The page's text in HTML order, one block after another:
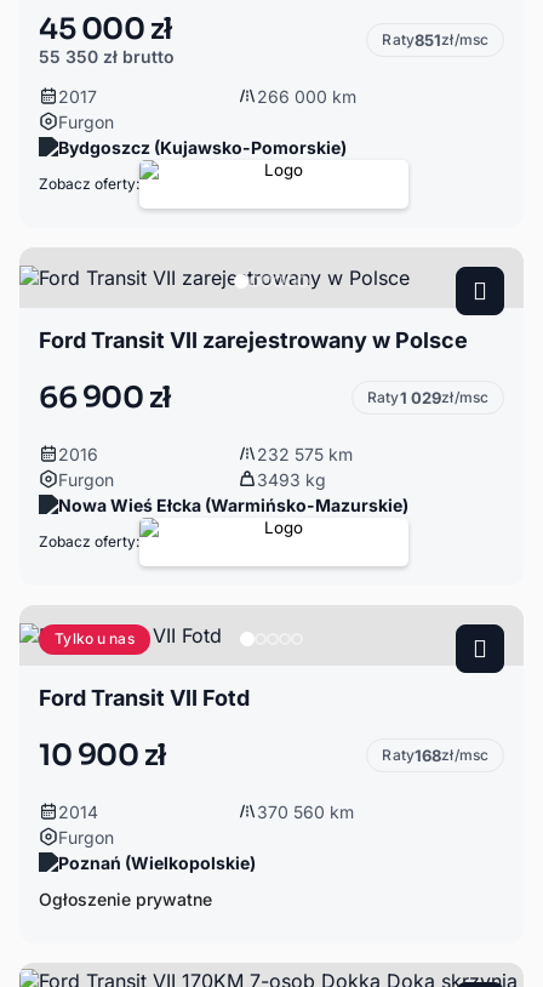
45 000 zł
55 350 zł brutto
Raty851zł/msc
2017
266 000 km
Furgon
Bydgoszcz (Kujawsko-Pomorskie)
Zobacz oferty:
Ford Transit VII zarejestrowany w Polsce
66 900 zł Raty1 029zł/msc
2016
232 575 km
Furgon
3493 kg
Nowa Wieś Ełcka (Warmińsko-Mazurskie)
Zobacz oferty:
Tylko u nas
Ford Transit VII Fotd
10 900 zł Raty168zł/msc
2014
370 560 km
Furgon
Poznań (Wielkopolskie)
Ogłoszenie prywatne